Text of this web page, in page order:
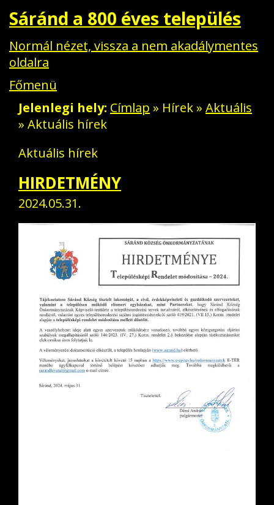
Sáránd a 800 éves település
Normál nézet, vissza a nem akadálymentes
oldalra
Főmenü
Aktuális
Jelenlegi hely Címlap » Hírek» Aktuális
» Aktuális hírek
Aktuális hírek
HIRDETMÉNY
2024.05.31.